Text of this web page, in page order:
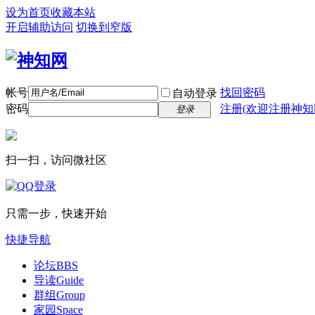
设为首页收藏本站
开启辅助访问 切换到窄版
帐号 自动登录 找回密码
密码
登录 注册(欢迎注册神
扫一扫，访问微社区
只需一步，快速开始
快捷导航
论坛BBS
导读Guide
群组Group
家园 Space